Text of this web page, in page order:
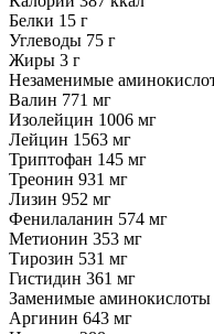
Белки 15 г
Углеводы 75 г
Жиры 3 г
Незаменимые
Валин 771 мг
Изолейцин 1006 мг
Лейцин 1563 мг
Триптофан 145 мг
Треонин 931 мг
Лизин 952 мг
Фенилаланин 574 мг
Метионин 353 мг
Тирозин 531 мг
Гистидин 361 мг
Заменимые аминокислоты
Аргинин 643 мг